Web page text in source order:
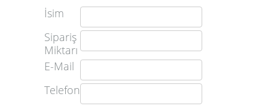
İsim
Sipariş
Miktarı
E-Mail
Telefon